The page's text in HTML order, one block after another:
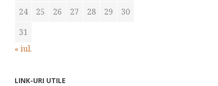
24
25 26 27 28 29
30
31
« iul.
LINK-URI UTILE